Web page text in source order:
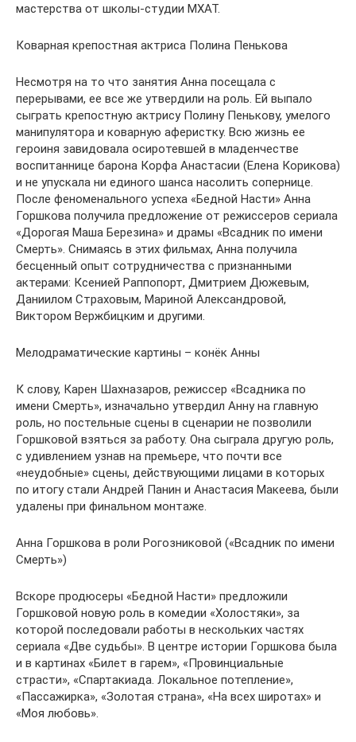
мастерства от школы-студии МХАТ.
Коварная крепостная актриса Полина Пенькова
Несмотря на то что занятия Анна посещала с
перерывами, ее все же утвердили на роль. Ей выпало
сыграть крепостную актрису Полину Пенькову, умелого
манипулятора и коварную аферистку. Всю жизнь ее
героиня завидовала осиротевшей в младенчестве
воспитаннице барона Корфа Анастасии (Елена Корикова)
и не упускала ни единого шанса насолить сопернице.
После феноменального успеха «Бедной Насти» Анна
Горшкова получила предложение от режиссеров сериала
«Дорогая Маша Березина» и драмы «Всадник по имени
Смерть». Снимаясь в этих фильмах, Анна получила
бесценный опыт сотрудничества с признанными
актерами: Ксенией Раппопорт, Дмитрием Дюжевым,
Даниилом Страховым, Мариной Александровой,
Виктором Вержбицким и другими.
Мелодраматические картины – конёк Анны
К слову, Карен Шахназаров, режиссер «Всадника по
имени Смерть», изначально утвердил Анну на главную
роль, но постельные сцены в сценарии не позволили
Горшковой взяться за работу. Она сыграла другую роль,
с удивлением узнав на премьере, что почти все
«неудобные» сцены, действующими лицами в которых
по итогу стали Андрей Панин и Анастасия Макеева, были
удалены при финальном монтаже.
Анна Горшкова в роли Рогозниковой («Всадник по имени
Смерть»)
Вскоре продюсеры «Бедной Насти» предложили
Горшковой новую роль в комедии «Холостяки», за
которой последовали работы в нескольких частях
сериала «Две судьбы». В центре истории Горшкова была
и в картинах «Билет в гарем», «Провинциальные
страсти», «Спартакиада. Локальное потепление»,
«Пассажирка», «Золотая страна», «На всех широтах» и
«Моя любовь».